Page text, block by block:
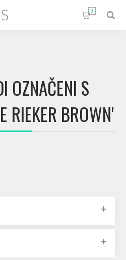
0
OZNAČENI S
RIEKER BROWN'